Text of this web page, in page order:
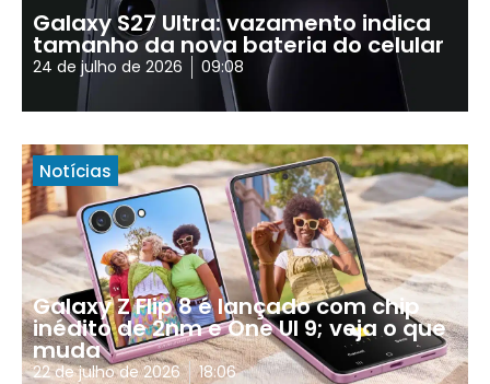
Galaxy S27 Ultra: vazamento indica
tamanho da nova bateria do celular
24 de julho de 2026 09:08
Notícias
Galaxy Z Flip 8 é lançado com chip
inédito de 2nm e One UI 9; veja o que
muda
22 de julho de 2026 18:06